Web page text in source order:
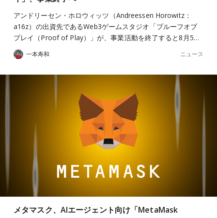
アンドリーセン・ホロウィッツ（Andreessen Horowitz：
a16z）の出資先であるWeb3ゲームスタジオ「プルーフオブ
プレイ（Proof of Play）」が、事業活動を終了すると8月5…
一本寿和 ニュース
メタマスク、AIエージェント向け「MetaMask